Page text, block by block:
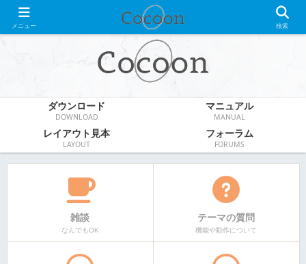
WordPress無料テーマ
ダウンロード
DOWNLOAD
マニュアル
MANUAL
レイアウト見本
LAYOUT
フォーラム
FORUMS
雑談
なんでもOK
テーマの質問
機能や動作について
メニュー 検索